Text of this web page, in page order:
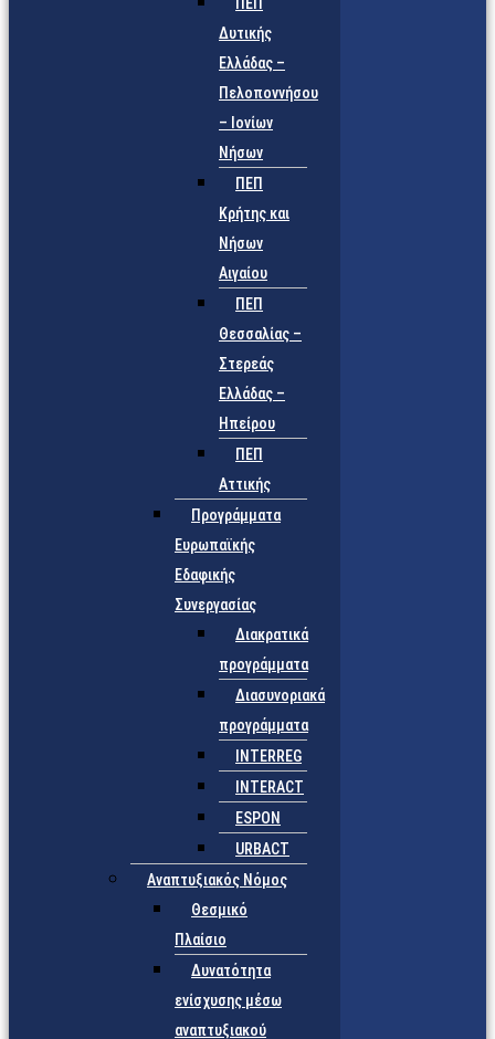
Δυτικής
Ελλάδας –
Πελοποννήσου
– Ιονίων
Νήσων
ΠΕΠ
Κρήτης και
Νήσων
Αιγαίου
ΠΕΠ
Θεσσαλίας –
Στερεάς
Ελλάδας –
Ηπείρου
ΠΕΠ
Αττικής
Προγράμματα
Ευρωπαϊκής
Εδαφικής
Συνεργασίας
Διακρατικά
προγράμματα
Διασυνοριακά
προγράμματα
INTERREG
INTERACT
ESPON
URBACT
Αναπτυξιακός Νόμος
Θεσμικό
Πλαίσιο
Δυνατότητα
ενίσχυσης μέσω
αναπτυξιακού